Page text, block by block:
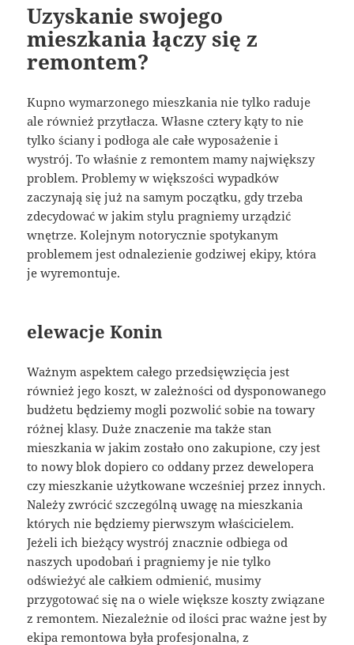
Uzyskanie swojego
mieszkania łączy się z
remontem?
Kupno wymarzonego mieszkania nie tylko raduje
ale również przytłacza. Własne cztery kąty to nie
tylko ściany i podłoga ale całe wyposażenie i
wystrój. To właśnie z remontem mamy największy
problem. Problemy w większości wypadków
zaczynają się już na samym początku, gdy trzeba
zdecydować w jakim stylu pragniemy urządzić
wnętrze. Kolejnym notorycznie spotykanym
problemem jest odnalezienie godziwej ekipy, która
je wyremontuje.
elewacje Konin
Ważnym aspektem całego przedsięwzięcia jest
również jego koszt, w zależności od dysponowanego
budżetu będziemy mogli pozwolić sobie na towary
różnej klasy. Duże znaczenie ma także stan
mieszkania w jakim zostało ono zakupione, czy jest
to nowy blok dopiero co oddany przez dewelopera
czy mieszkanie użytkowane wcześniej przez innych.
Należy zwrócić szczególną uwagę na mieszkania
których nie będziemy pierwszym właścicielem.
Jeżeli ich bieżący wystrój znacznie odbiega od
naszych upodobań i pragniemy je nie tylko
odświeżyć ale całkiem odmienić, musimy
przygotować się na o wiele większe koszty związane
z remontem. Niezależnie od ilości prac ważne jest by
ekipa remontowa była profesjonalna, z